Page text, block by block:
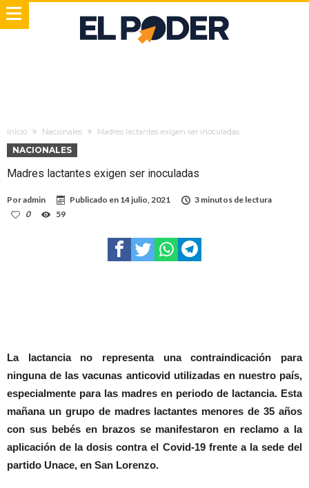
Inicio Nacionales Madres lactantes exigen ser inoculadas
NACIONALES
Madres lactantes exigen ser inoculadas
Poradmin Publicado en 14 julio, 2021
3 minutos de lectura
0
59
La lactancia no representa una contraindicación para
ninguna de las vacunas anticovid utilizadas en nuestro país,
especialmente para las madres en periodo de lactancia. Esta
mañana un grupo de madres lactantes menores de 35 años
con sus bebés en brazos se manifestaron en reclamo a la
aplicación de la dosis contra el Covid-19 frente a la sede del
partido Unace, en San Lorenzo.